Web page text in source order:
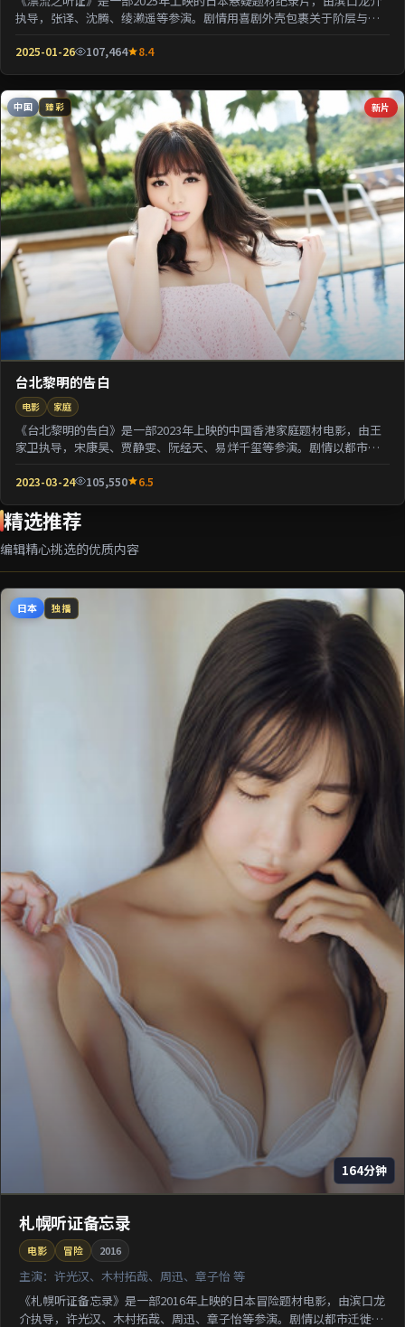
执导，张译、沈腾、绫濑遥等参演。剧情用喜剧外壳包裹关于阶层与选
2025-01-26 107,464 8.4
新片
中国 臻彩
台北黎明的告白
电影 家庭
《台北黎明的告白》是一部2023年上映的中国香港家庭题材电影，由王
家卫执导，宋康昊、贾静雯、阮经天、易烊千玺等参演。剧情以都市迁
2023-03-24 105,550 6.5
精选推荐
编辑精心挑选的优质内容
日本 独播
164分钟
札幌听证备忘录
电影 冒险 2016
主演： 许光汉、木村拓哉、周迅、章子怡 等
《札幌听证备忘录》是一部2016年上映的日本冒险题材电影，由滨口龙
介执导，许光汉、木村拓哉、周迅、章子怡等参演。剧情以都市迁徙为